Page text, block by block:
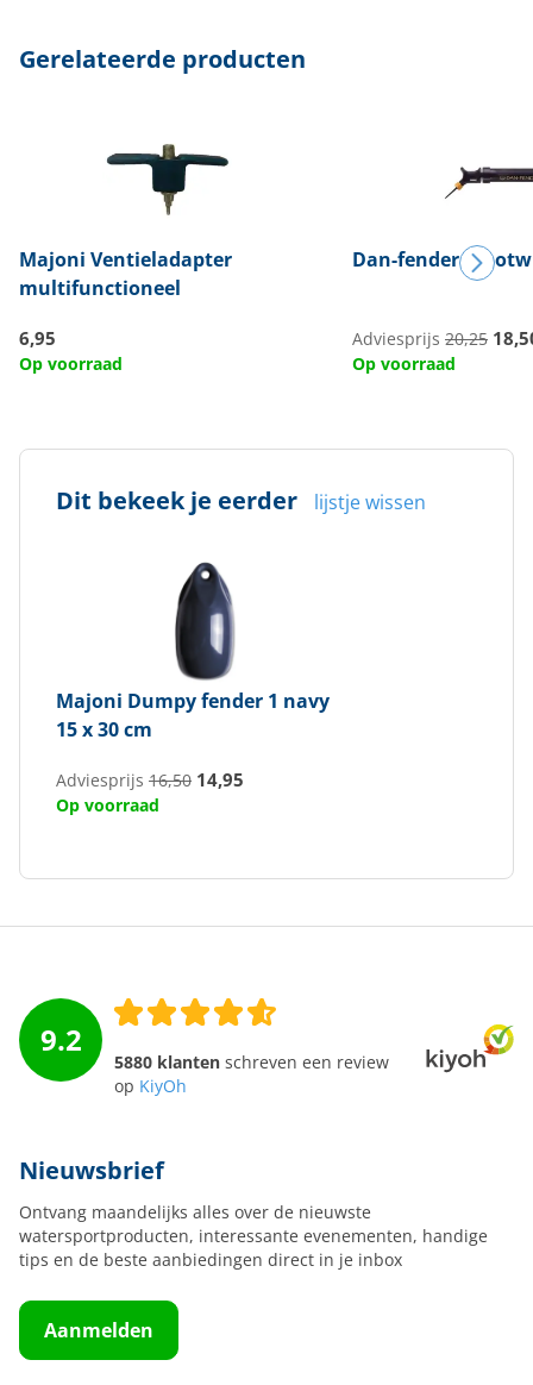
Gerelateerde producten
Majoni Ventieladapter
multifunctioneel
6,95
Op voorraad
Dan-fender
Adviesprijs 20,25
Op voorraad
Dit bekeek je eerder lijstje wissen
Majoni Dumpy fender 1 navy
15 x 30 cm
Adviesprijs 16,50 14,95
Op voorraad
9.2
5880 klanten schreven een review
op KiyOh
Nieuwsbrief
Ontvang maandelijks alles over de nieuwste
watersportproducten, interessante evenementen, handige
tips en de beste aanbiedingen direct in je inbox
Aanmelden